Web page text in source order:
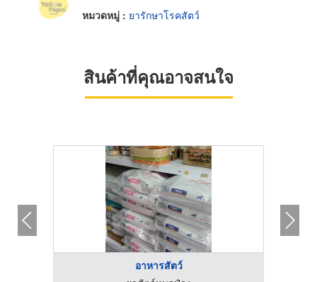
หมวดหมู่ : ยารักษาโรคสัตว์
สินค้าที่คุณอาจสนใจ
อาหารสัตว์